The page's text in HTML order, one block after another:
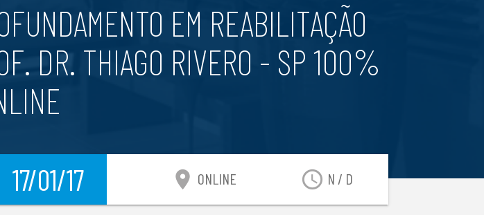
EM REABILITAÇÃO
DR. THIAGO RIVERO - SP 100%
17/01/17 access_time N / D
location_on ONLINE